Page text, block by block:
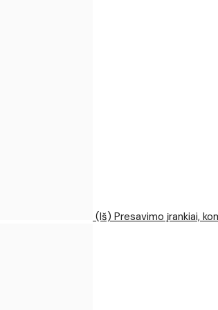
(Iš) Presavimo įrankiai,